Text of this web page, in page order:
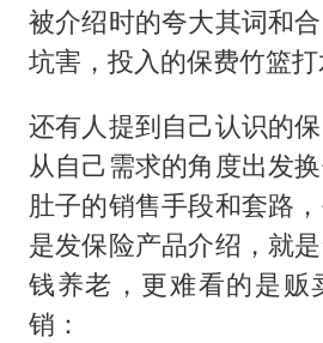
被介绍时的夸大其词和
坑害，投入的保费竹篮打
还有人提到自己认识的
从自己需求的角度出发
肚子的销售手段和套路
是发保险产品介绍，就
钱养老，更难看的是贩
销：